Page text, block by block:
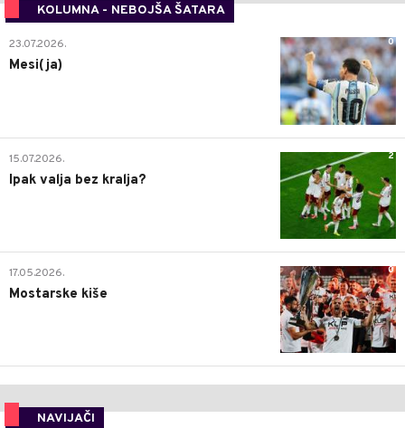
KOLUMNA - NEBOJŠA ŠATARA
0
23.07.2026.
Mesi(ja)
2
15.07.2026.
Ipak valja bez kralja?
0
17.05.2026.
Mostarske kiše
NAVIJAČI